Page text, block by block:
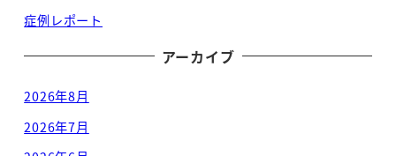
症例レポート
アーカイブ
2026年8月
2026年7月